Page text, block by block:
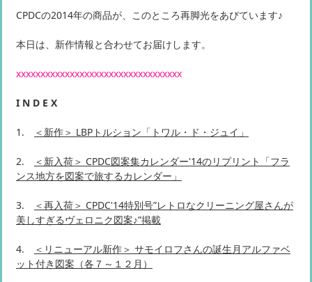
CPDCの2014年の商品が、このところ再脚光をあびています♪
本日は、新作情報と合わせてお届けします。
xxxxxxxxxxxxxxxxxxxxxxxxxxxxxxxxxx
I N D E X
1. ＜新作＞ LBPトルション「トワル・ド・ジュイ」
2.
＜新入荷＞ CPDC図案集カレンダー'14のリプリント「フラ
ンス地方を図案で旅するカレンダー」
3.
＜再入荷＞ CPDC'14特別号”レトロなクリーニング屋さんが
美しすぎるヴェロニク図案♪”掲載
4.
＜リニューアル新作＞ サモイロフさんの誕生月アルファベ
ット付き図案（各７～１２月）